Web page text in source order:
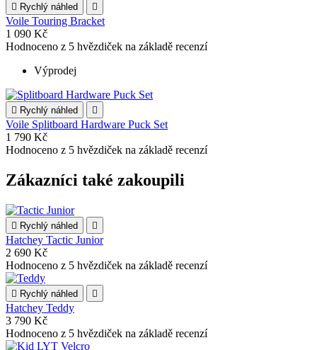
 Rychlý náhled 
Voile Touring Bracket
1 090 Kč
Hodnoceno z 5 hvězdiček na základě recenzí
Výprodej
 Rychlý náhled 
Voile Splitboard Hardware Puck Set
1 790 Kč
Hodnoceno z 5 hvězdiček na základě recenzí
Zákazníci také zakoupili
 Rychlý náhled 
Hatchey Tactic Junior
2 690 Kč
Hodnoceno z 5 hvězdiček na základě recenzí
 Rychlý náhled 
Hatchey Teddy
3 790 Kč
Hodnoceno z 5 hvězdiček na základě recenzí